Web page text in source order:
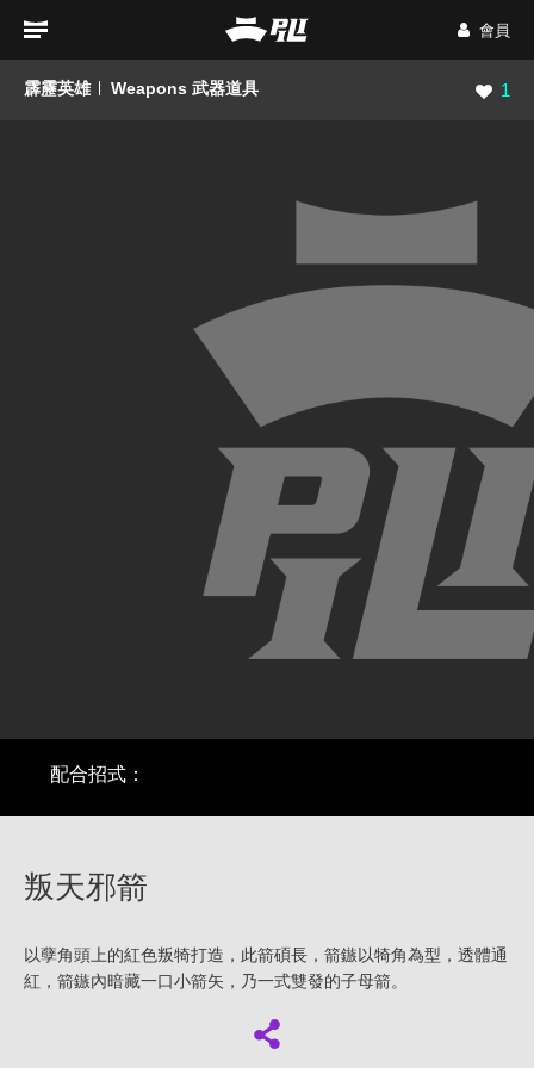
會員
霹靂英雄 Weapons 武器道具 瀏覽
1
配合招式：
叛天邪箭
以孽角頭上的紅色叛犄打造，此箭碩長，箭鏃以犄角為型，透體通
紅，箭鏃內暗藏一口小箭矢，乃一式雙發的子母箭。